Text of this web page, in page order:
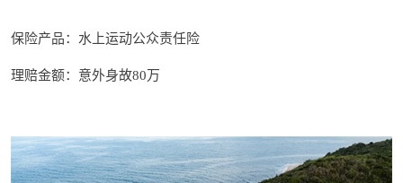
保险产品： 水上运动公众责任险
理赔金额： 意外身故80万